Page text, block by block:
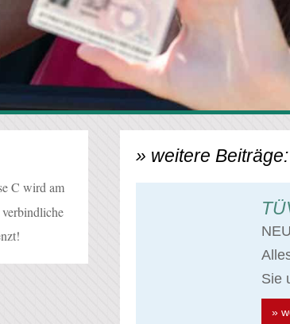
C wird am
» weitere Beiträge:
Sie
»